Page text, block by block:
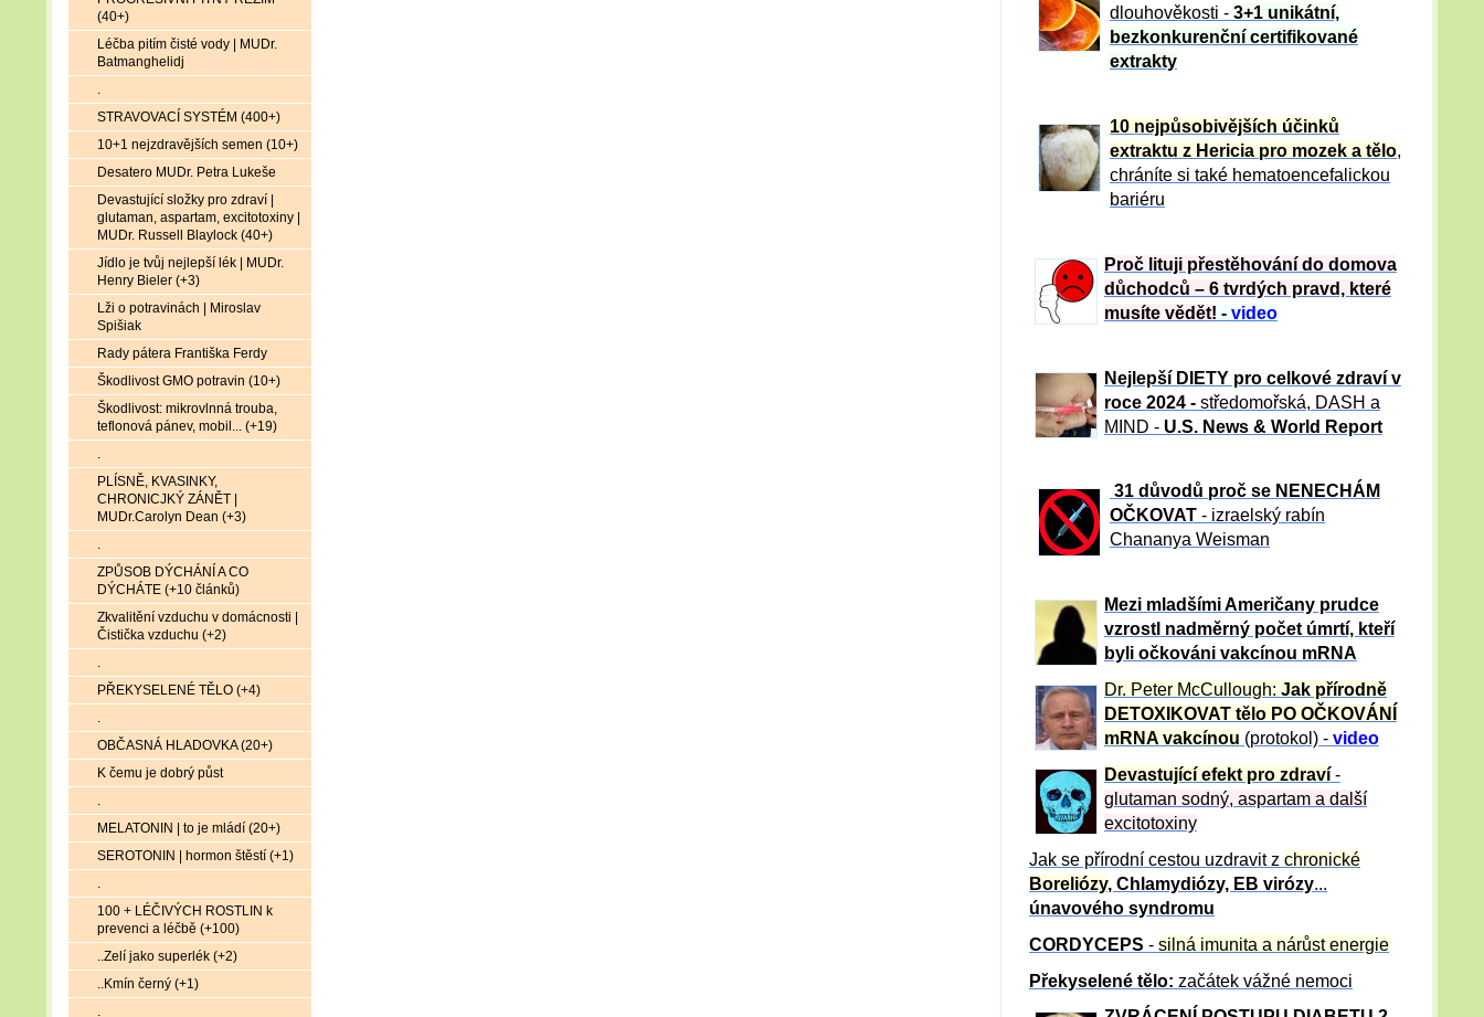
dlouhověkosti - 3+1 unikátní,
bezkonkurenční certifikované
extrakty
10 nejpůsobivějších účinků
extraktu z Hericia pro mozek a tělo,
chráníte si také hematoencefalickou
bariéru
Proč lituji přestěhování do domova
důchodců – 6 tvrdých pravd, které
musíte vědět! - video
Nejlepší DIETY pro celkové zdraví v
roce 2024 - středomořská, DASH a
MIND - U.S. News & World Report
31 důvod ů proč se NENECHÁM
OČKOVAT - izraelský rabín
Chananya Weisman
Mezi mladšími Američany prudce
vzrostl nadměrný počet úmrtí, kteří
byli očkováni vakcínou mRNA
Dr. Peter McCullough: Jak přírodně
DETOXIKOVAT tělo PO OČKOVÁNÍ
mRNA vakcínou (protokol) - video
Devastující efekt pro zdraví-
glutaman sodný, aspartam a další
excitotoxiny
Jak se přírodní cestou uzdravit z chronické
Boreliózy, Chlamydiózy, EB virózy...
únavového syndromu
CORDYCEPS - silná imunita a nárůst energie
Překyselené tělo: začátek vážné nemoci
(40+)
Léčba pitím čisté vody | MUDr.
Batmanghelidj
.
STRAVOVACÍ SYSTÉM (400+)
10+1 nejzdravějších semen (10+)
Desatero MUDr. Petra Lukeše
Devastující složky pro zdraví |
glutaman, aspartam, excitotoxiny |
MUDr. Russell Blaylock (40+)
Jídlo je tvůj nejlepší lék | MUDr.
Henry Bieler (+3)
Lži o potravinách | Miroslav
Spišiak
Rady pátera Františka Ferdy
Škodlivost GMO potravin (10+)
Škodlivost: mikrovlnná trouba,
teflonová pánev, mobil... (+19)
.
PLÍSNĚ, KVASINKY,
CHRONICJKÝ ZÁNĚT |
MUDr.Carolyn Dean (+3)
.
ZPŮSOB DÝCHÁNÍ A CO
DÝCHÁTE (+10 článků)
Zkvalitění vzduchu v domácnosti |
Čistička vzduchu (+2)
.
PŘEKYSELENÉ TĚLO (+4)
.
OBČASNÁ HLADOVKA (20+)
K čemu je dobrý půst
.
MELATONIN | to je mládí (20+)
SEROTONIN | hormon štěstí (+1)
.
100 + LÉČIVÝCH ROSTLIN k
prevenci a léčbě (+100)
..Zelí jako superlék (+2)
..Kmín černý (+1)
.